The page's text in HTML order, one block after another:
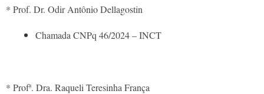
* Prof. Dr. Odir Antônio Dellagostin
Chamada CNPq 46/2024 – INCT
* Profª. Dra. Raqueli Teresinha França